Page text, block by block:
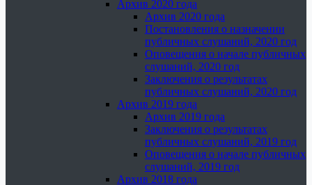
Архив 2020 года
Архив 2020 года
Постановления о назначении
публичных слушаний, 2020 год
Оповещения о начале публичных
слушаний, 2020 год
Заключения о результатах
публичных слушаний, 2020 год
Архив 2019 года
Архив 2019 года
Заключения о результатах
публичных слушаний, 2019 год
Оповещения о начале публичных
слушаний, 2019 год
Архив 2018 года